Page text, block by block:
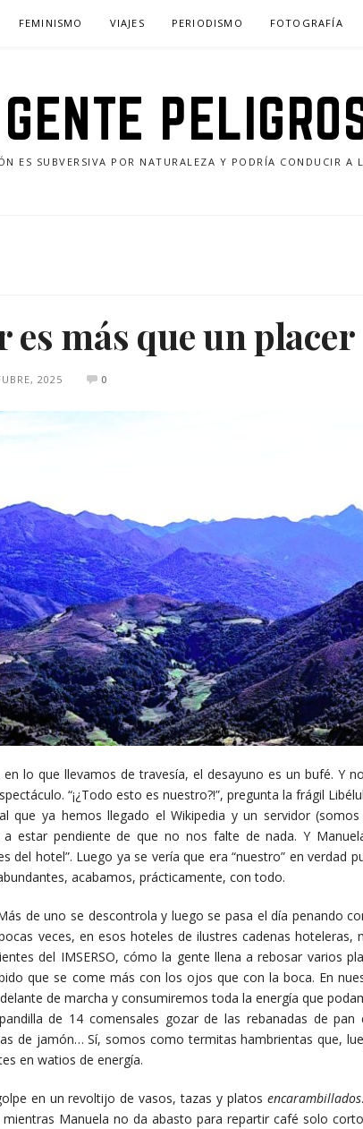
FEMINISMO VIAJES PERIODISMO FOTOGRAFÍA
GENTE
ES SUBVERSIVA POR NATURALEZA Y PODRÍA CONDUCIR A
es más que un placer
2025 0
lo que llevamos de travesía, el desayuno es un bufé. Y
“¡¿Todo esto es nuestro?!”, pregunta la frágil
que ya hemos llegado el Wikipedia y un servidor
estar pendiente de que no nos falte de nada. Y
del hotel”. Luego ya se vería que era “nuestro” en verdad
acabamos, prácticamente, con todo.
uno se descontrola y luego se pasa el día penando
veces, en esos hoteles de ilustres cadenas hoteleras,
del IMSERSO, cómo la gente llena a rebosar varios
que se come más con los ojos que con la boca. En
de marcha y consumiremos toda la energía que
de 14 comensales gozar de las rebanadas de pan
de jamón… Sí, somos como termitas hambrientas que,
en watios de energía.
un revoltijo de vasos, tazas y platosencarambillados
Manuela no da abasto para repartir café solo